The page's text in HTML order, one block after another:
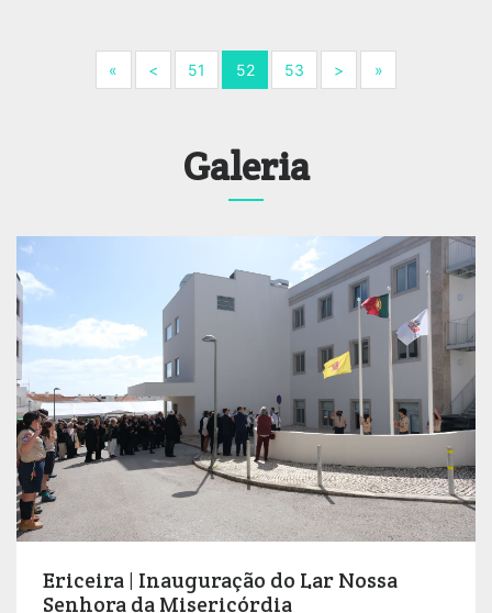
« Next<Previous
51 52 53 > Next»Next
Galeria
Ericeira | Inauguração do Lar Nossa
Senhora da Misericórdia